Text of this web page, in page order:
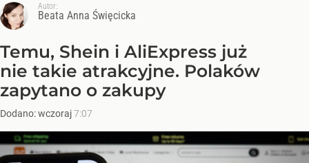
Autor:
Beata Anna Święcicka
Temu, Shein i AliExpress już
nie takie atrakcyjne. Polaków
zapytano o zakupy
Dodano:wczoraj7:07